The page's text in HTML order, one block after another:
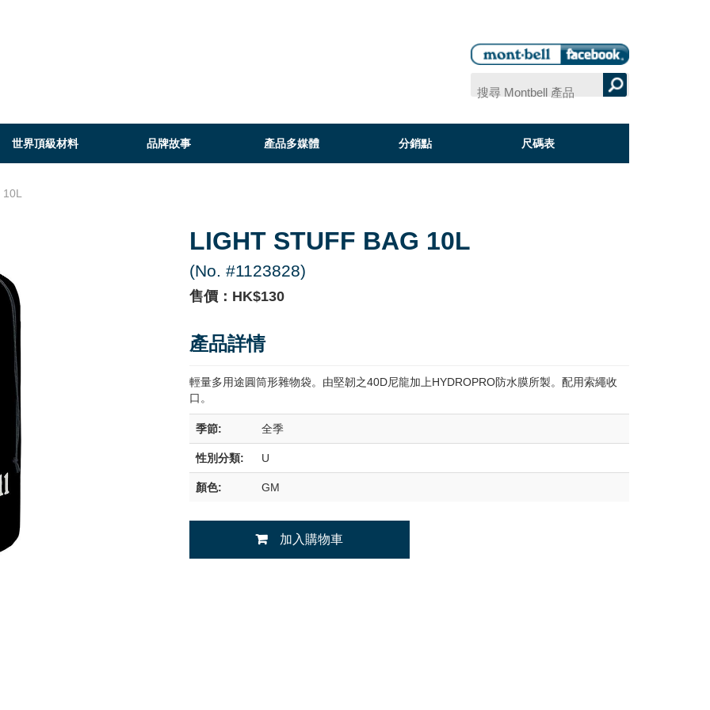
世界頂級材料 品牌故事 產品多媒體 分銷點 尺碼表
LIGHT STUFF BAG 10L
(No. #1123828)
售價：HK$130
產品詳情
輕量多用途圓筒形雜物袋。由堅韌之40D尼龍加上HYDROPRO防水膜所製。配用索繩收
口。
季節: 全季
性別分類: U
顏色: GM
加入購物車